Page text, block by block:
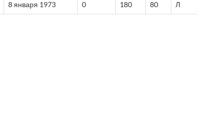
8 января 1973 0 180 80 Л